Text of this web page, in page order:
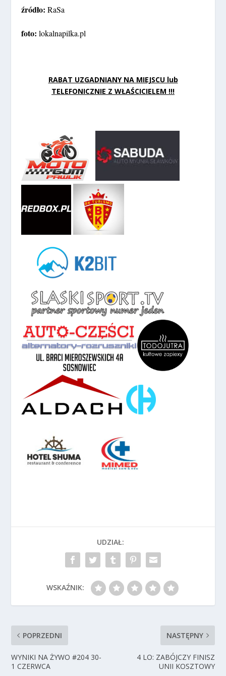
źródło:RaSa
foto:lokalnapilka.pl
RABAT UZGADNIANY NA MIEJSCU lub
TELEFONICZNIE Z WŁAŚCICIELEM !!!
UDZIAŁ:
WSKAŹNIK:
POPRZEDNI
WYNIKI NA ŻYWO #204 30-
1 CZERWCA
NASTĘPNY
4 LO: ZABÓJCZY FINISZ
UNII KOSZTOWY